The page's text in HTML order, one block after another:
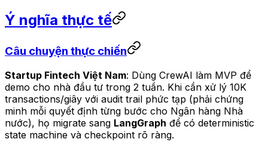
Ý nghĩa thực tế
Câu chuyện thực chiến
Startup Fintech Việt Nam: Dùng CrewAI làm MVP để
demo cho nhà đầu tư trong 2 tuần. Khi cần xử lý 10K
transactions/giây với audit trail phức tạp (phải chứng
minh mỗi quyết định từng bước cho Ngân hàng Nhà
nước), họ migrate sang LangGraph để có deterministic
state machine và checkpoint rõ ràng.